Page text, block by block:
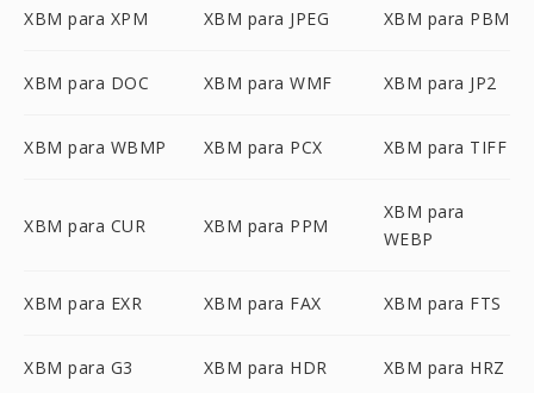
XBM para XPM XBM para JPEG XBM para PBM
XBM para DOC XBM para WMF XBM para JP2
XBM para WBMP XBM para PCX XBM para TIFF
XBM para CUR XBM para PPM
XBM para
WEBP
XBM para EXR XBM para FAX XBM para FTS
XBM para G3 XBM para HDR XBM para HRZ